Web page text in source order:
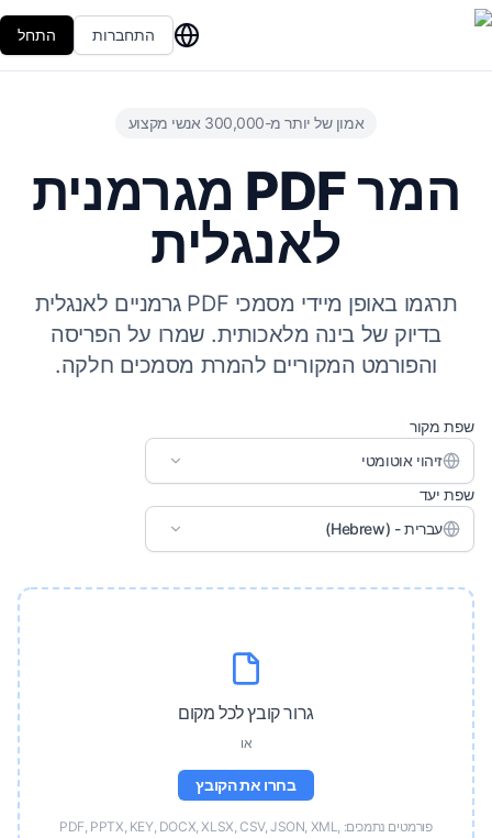
התחברות התחל
אמון של יותר מ-300,000 אנשי מקצוע
המר PDF מגרמנית
לאנגלית
תרגמו באופן מיידי מסמכי PDF גרמניים לאנגלית
בדיוק של בינה מלאכותית. שמרו על הפריסה
והפורמט המקוריים להמרת מסמכים חלקה.
שפת מקור
זיהוי אוטומטי
שפת יעד
עברית - (Hebrew)
גרור קובץ לכל מקום
או
בחרו את הקובץ
פורמטים נתמכים: PDF, PPTX, KEY, DOCX, XLSX, CSV, JSON, XML,